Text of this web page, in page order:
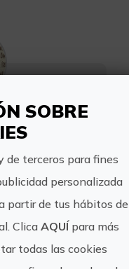
dónde
los Íberos de
Un poblado
SOBRE
de terceros para fines
personalizada
partir de tus hábitos de
Clica AQUÍpara más
todas las cookies